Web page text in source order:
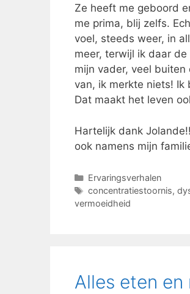
Ze heeft me geboord
me prima, blij zelfs.
voel, steeds weer, in
meer, terwijl ik daar
mijn vader, veel
van, ik merkte niets! Ik
Dat maakt het leven
Hartelijk dank
ook namens mijn
Categorieën
Ervaringsverhalen
Tags
concentratiestoornis,
vermoeidheid
Alles eten